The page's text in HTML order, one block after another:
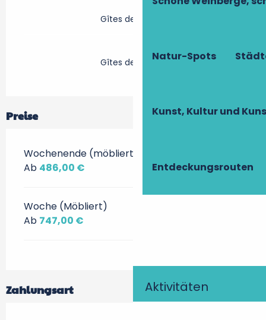
Natur-Spots
Kunst, Kultur und
Entdeckungsrouten
Aktivitäten
Gîtes de France
Gîtes de France
Preise
Wochenende (möbliert)
Ab 486,00 €
Woche (Möbliert)
Ab 747,00 €
Zahlungsart